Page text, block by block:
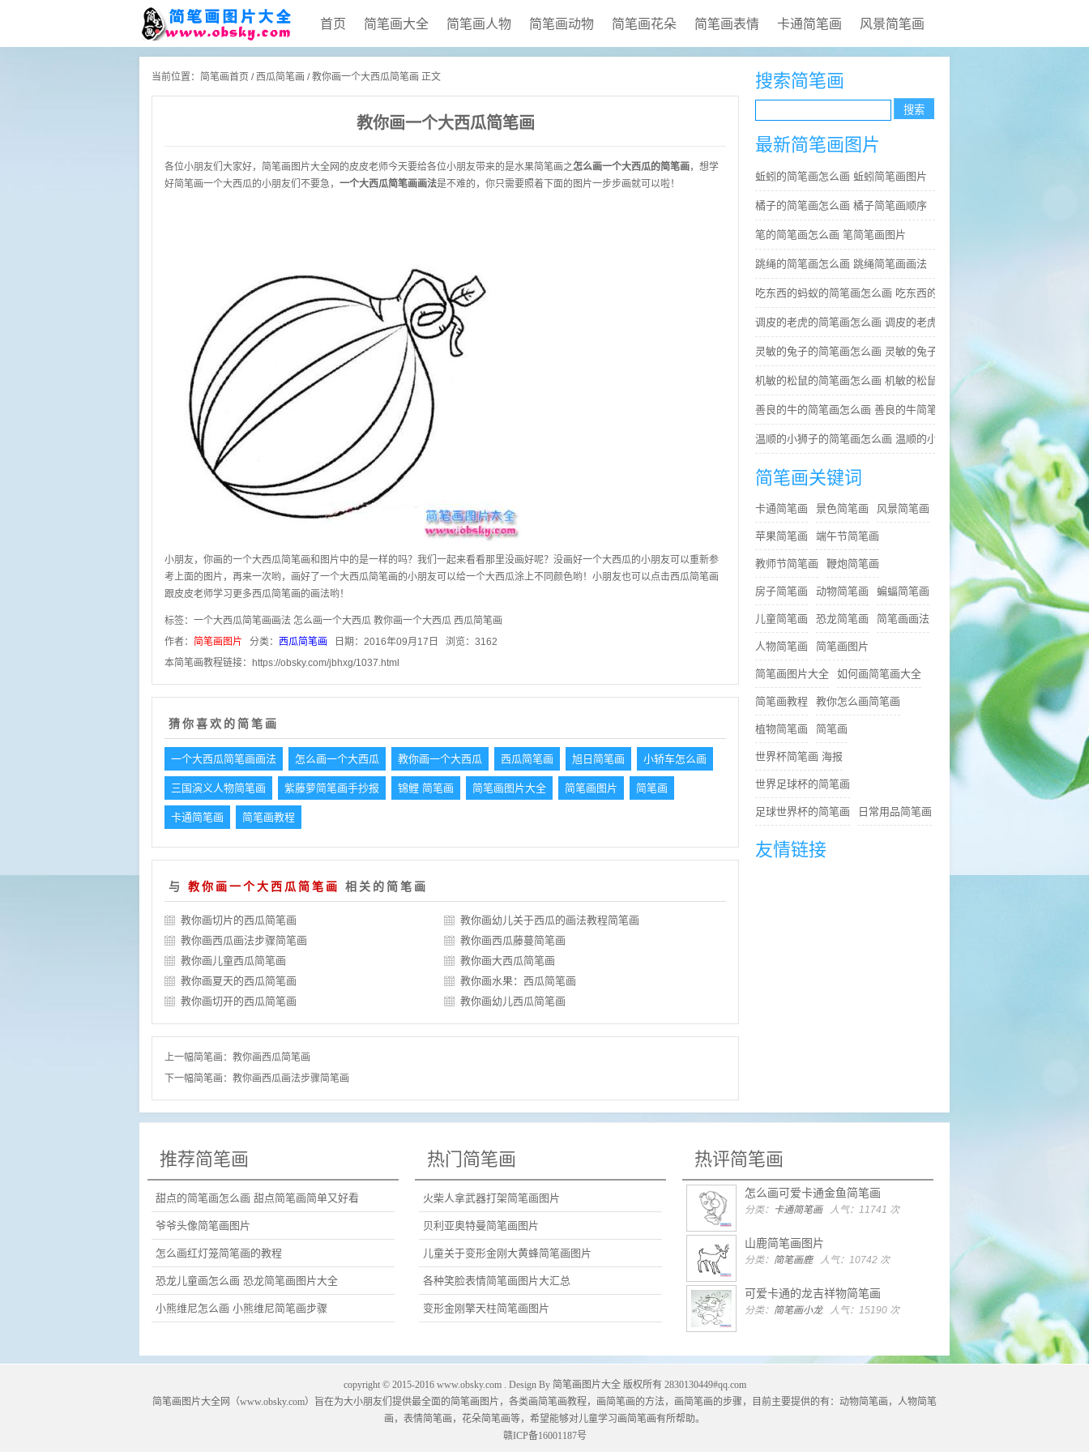
首页 简笔画大全 简笔画人物 简笔画动物 简笔画花朵 简笔画表情 卡通简笔画 风景简笔画
当前位置： 简笔画首页 / 西瓜简笔画 / 教你画一个大西瓜简笔画 正文
教你画一个大西瓜简笔画
各位小朋友们大家好， 简笔画 图片大全网的皮皮老师今天要给各位小朋友带来的是水果简笔画之怎么画一个大西瓜的简笔画，想学
好简笔画一个大西瓜的小朋友们不要急， 一个大西瓜简笔画画法是不难的，你只需要照着下面的图片一步步画就可以啦！
小朋友，你画的一个大西瓜简笔画和图片中的是一样的吗？我们一起来看看那里没画好呢？没画好一个大西瓜的小朋友可以重新参
考上面的图片，再来一次哟，画好了一个大西瓜简笔画的小朋友可以给一个大西瓜涂上不同颜色哟！小朋友也可以点击西瓜简笔画
跟皮皮老师学习更多西瓜简笔画的画法哟！
标签： 一个大西瓜简笔画画法 怎么画一个大西瓜 教你画一个大西瓜 西瓜简笔画
作者： 简笔画图片 分类： 西瓜简笔画 日期：2016年09月17日 浏览：3162
本简笔画教程链接：
https://obsky.com/jbhxg/1037.html
猜你喜欢的简笔画
一个大西瓜简笔画画法 怎么画一个大西瓜 教你画一个大西瓜 西瓜简笔画 旭日简笔画 小轿车怎么画
三国演义人物简笔画 紫藤萝简笔画手抄报 锦鲤 简笔画 简笔画图片大全 简笔画图片 简笔画
卡通简笔画 简笔画教程
与 教你画一个大西瓜简笔画 相关的简笔画
教你画切片的西瓜简笔画
教你画幼儿关于西瓜的画法教程简笔画
教你画西瓜画法步骤简笔画
教你画西瓜藤蔓简笔画
教你画儿童西瓜简笔画
教你画大西瓜简笔画
教你画夏天的西瓜简笔画
教你画水果：西瓜简笔画
教你画切开的西瓜简笔画
教你画幼儿西瓜简笔画
上一幅简笔画： 教你画西瓜简笔画
下一幅简笔画： 教你画西瓜画法步骤简笔画
搜索简笔画
最新简笔画图片
蚯蚓的简笔画怎么画 蚯蚓简笔画图片
橘子的简笔画怎么画 橘子简笔画顺序
笔的简笔画怎么画 笔简笔画图片
跳绳的简笔画怎么画 跳绳简笔画画法
吃东西的蚂蚁的简笔画怎么画 吃东西的蚂蚁简笔画好看
调皮的老虎的简笔画怎么画 调皮的老虎简笔画图片大全
灵敏的兔子的简笔画怎么画 灵敏的兔子简笔画步骤
机敏的松鼠的简笔画怎么画 机敏的松鼠简笔画简单又好看
善良的牛的简笔画怎么画 善良的牛简笔画简单
温顺的小狮子的简笔画怎么画 温顺的小狮子简笔画步骤
简笔画关键词
卡通简笔画 景色简笔画 风景简笔画
苹果简笔画 端午节简笔画
教师节简笔画 鞭炮简笔画
房子简笔画 动物简笔画 蝙蝠简笔画
儿童简笔画 恐龙简笔画 简笔画画法
人物简笔画 简笔画图片
简笔画图片大全 如何画简笔画大全
简笔画教程 教你怎么画简笔画
植物简笔画 简笔画
世界杯简笔画 海报
世界足球杯的简笔画
足球世界杯的简笔画 日常用品简笔画
友情链接
推荐简笔画
甜点的简笔画怎么画 甜点简笔画简单又好看
爷爷头像简笔画图片
怎么画红灯笼简笔画的教程
恐龙儿童画怎么画 恐龙简笔画图片大全
小熊维尼怎么画 小熊维尼简笔画步骤
热门简笔画
火柴人拿武器打架简笔画图片
贝利亚奥特曼简笔画图片
儿童关于变形金刚大黄蜂简笔画图片
各种笑脸表情简笔画图片大汇总
变形金刚擎天柱简笔画图片
热评简笔画
怎么画可爱卡通金鱼简笔画
分类： 卡通简笔画人气：11741 次
山鹿简笔画图片
分类： 简笔画鹿人气：10742 次
可爱卡通的龙吉祥物简笔画
分类： 简笔画小龙人气：15190 次
copyright © 2015-2016 www.obsky.com. Design By 简笔画图片大全版权所有 2830130449#qq.com
简笔画 图片大全网（www.obsky.com）旨在为大小朋友们提供最全面的简笔画图片，各类画简笔画教程，画简笔画的方法，画简笔画的步骤，目前主要提供的有： 动物简笔画 ， 人物简笔
画 ，表情简笔画， 花朵简笔画等，希望能够对儿童学习画简笔画有所帮助。
赣ICP备16001187号